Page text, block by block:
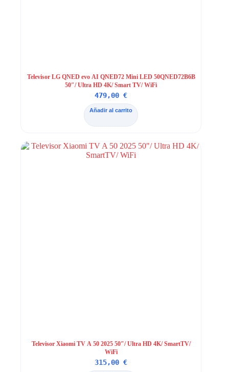
Televisor LG QNED evo AI QNED72 Mini LED 50QNED72B6B
50″/ Ultra HD 4K/ Smart TV/ WiFi
479,00€
Añadir al carrito
Televisor Xiaomi TV A 50 2025 50″/ Ultra HD 4K/ SmartTV/
WiFi
315,00€